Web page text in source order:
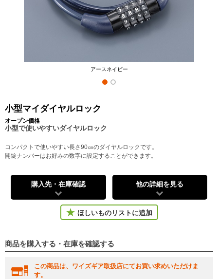
アースネイビー
小型マイダイヤルロック
オープン価格
小型で使いやすいダイヤルロック
コンパクトで使いやすい長さ90㎝のダイヤルロックです。
開錠ナンバーはお好みの数字に設定することができます。
購入先・在庫確認 他の詳細を見る
ほしいものリストに追加
商品を購入する・在庫を確認する
この商品は、ワイズギア取扱店にてお買い求めいただけま
す。